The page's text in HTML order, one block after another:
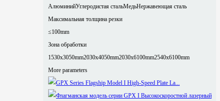
АлюминийУглеродистая стальМедьНержавеющая сталь
Максимальная толщина резки
≤100mm
Зона обработки
1530x3050mm2030x4050mm2030x6100mm2540x6100mm
More parameters